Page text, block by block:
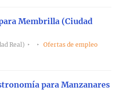
Membrilla (Ciudad
Real)
Ofertas de empleo
para Manzanares